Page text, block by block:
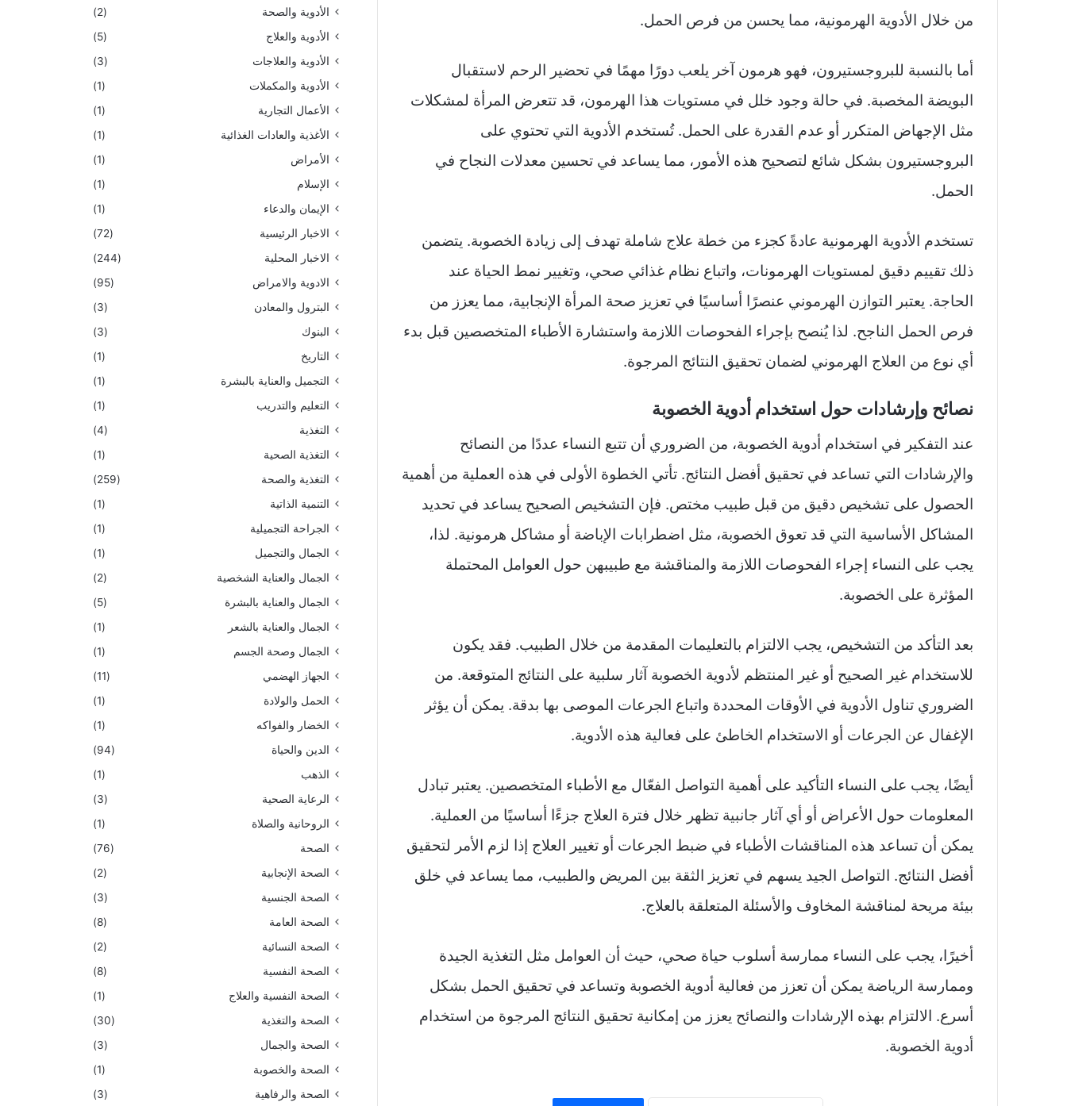
من خلال الأدوية الهرمونية، مما يحسن من فرص الحمل.
أما بالنسبة للبروجستيرون، فهو هرمون آخر يلعب دورًا مهمًا في تحضير الرحم لاستقبال
البويضة المخصبة. في حالة وجود خلل في مستويات هذا الهرمون، قد تتعرض المرأة لمشكلات
مثل الإجهاض المتكرر أو عدم القدرة على الحمل. تُستخدم الأدوية التي تحتوي على
البروجستيرون بشكل شائع لتصحيح هذه الأمور، مما يساعد في تحسين معدلات النجاح في
الحمل.
تستخدم الأدوية الهرمونية عادةً كجزء من خطة علاج شاملة تهدف إلى زيادة الخصوبة. يتضمن
ذلك تقييم دقيق لمستويات الهرمونات، واتباع نظام غذائي صحي، وتغيير نمط الحياة عند
الحاجة. يعتبر التوازن الهرموني عنصرًا أساسيًا في تعزيز صحة المرأة الإنجابية، مما يعزز من
فرص الحمل الناجح. لذا يُنصح بإجراء الفحوصات اللازمة واستشارة الأطباء المتخصصين قبل بدء
أي نوع من العلاج الهرموني لضمان تحقيق النتائج المرجوة.
نصائح وإرشادات حول استخدام أدوية الخصوبة
عند التفكير في استخدام أدوية الخصوبة، من الضروري أن تتبع النساء عددًا من النصائح
والإرشادات التي تساعد في تحقيق أفضل النتائج. تأتي الخطوة الأولى في هذه العملية من أهمية
الحصول على تشخيص دقيق من قبل طبيب مختص. فإن التشخيص الصحيح يساعد في تحديد
المشاكل الأساسية التي قد تعوق الخصوبة، مثل اضطرابات الإباضة أو مشاكل هرمونية. لذا،
يجب على النساء إجراء الفحوصات اللازمة والمناقشة مع طبيبهن حول العوامل المحتملة
المؤثرة على الخصوبة.
بعد التأكد من التشخيص، يجب الالتزام بالتعليمات المقدمة من خلال الطبيب. فقد يكون
للاستخدام غير الصحيح أو غير المنتظم لأدوية الخصوبة آثار سلبية على النتائج المتوقعة. من
الضروري تناول الأدوية في الأوقات المحددة واتباع الجرعات الموصى بها بدقة. يمكن أن يؤثر
الإغفال عن الجرعات أو الاستخدام الخاطئ على فعالية هذه الأدوية.
أيضًا، يجب على النساء التأكيد على أهمية التواصل الفعّال مع الأطباء المتخصصين. يعتبر تبادل
المعلومات حول الأعراض أو أي آثار جانبية تظهر خلال فترة العلاج جزءًا أساسيًا من العملية.
يمكن أن تساعد هذه المناقشات الأطباء في ضبط الجرعات أو تغيير العلاج إذا لزم الأمر لتحقيق
أفضل النتائج. التواصل الجيد يسهم في تعزيز الثقة بين المريض والطبيب، مما يساعد في خلق
بيئة مريحة لمناقشة المخاوف والأسئلة المتعلقة بالعلاج.
أخيرًا، يجب على النساء ممارسة أسلوب حياة صحي، حيث أن العوامل مثل التغذية الجيدة
وممارسة الرياضة يمكن أن تعزز من فعالية أدوية الخصوبة وتساعد في تحقيق الحمل بشكل
أسرع. الالتزام بهذه الإرشادات والنصائح يعزز من إمكانية تحقيق النتائج المرجوة من استخدام
أدوية الخصوبة.
الأدوية والصحة
(2)
الأدوية والعلاج
(5)
الأدوية والعلاجات
(3)
الأدوية والمكملات
(1)
الأعمال التجارية
(1)
الأغذية والعادات الغذائية
(1)
الأمراض
(1)
الإسلام
(1)
الإيمان والدعاء
(1)
الاخبار الرئيسية
(72)
الاخبار المحلية
(244)
الادوية والامراض
(95)
البترول والمعادن
(3)
البنوك
(3)
التاريخ
(1)
التجميل والعناية بالبشرة
(1)
التعليم والتدريب
(1)
التغذية
(4)
التغذية الصحية
(1)
التغذية والصحة
(259)
التنمية الذاتية
(1)
الجراحة التجميلية
(1)
الجمال والتجميل
(1)
الجمال والعناية الشخصية
(2)
الجمال والعناية بالبشرة
(5)
الجمال والعناية بالشعر
(1)
الجمال وصحة الجسم
(1)
الجهاز الهضمي
(11)
الحمل والولادة
(1)
الخضار والفواكه
(1)
الدين والحياة
(94)
الذهب
(1)
الرعاية الصحية
(3)
الروحانية والصلاة
(1)
الصحة
(76)
الصحة الإنجابية
(2)
الصحة الجنسية
(3)
الصحة العامة
(8)
الصحة النسائية
(2)
الصحة النفسية
(8)
الصحة النفسية والعلاج
(1)
الصحة والتغذية
(30)
الصحة والجمال
(3)
الصحة والخصوبة
(1)
الصحة والرفاهية
(3)